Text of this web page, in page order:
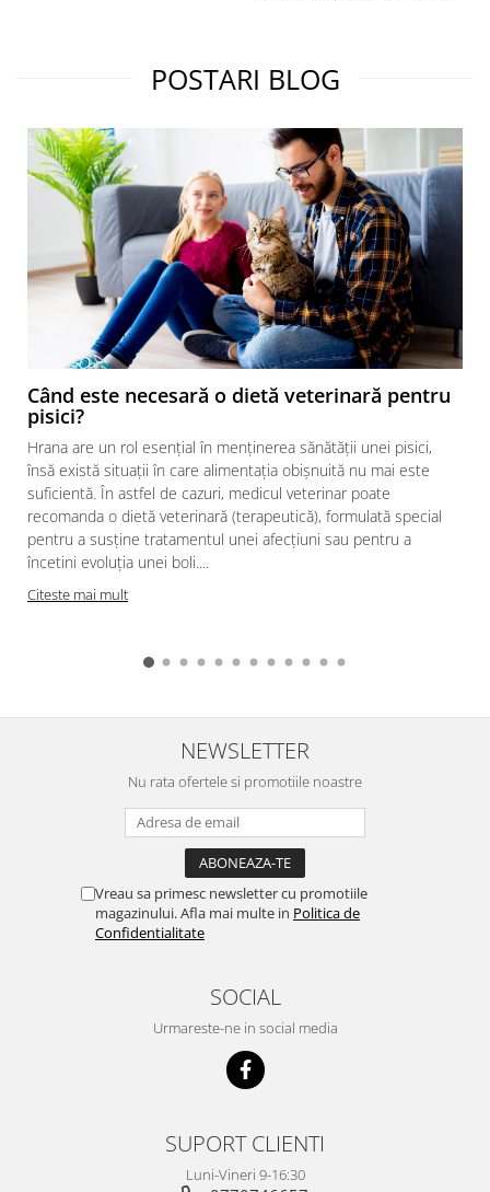
treia comanda recomand cu
mult drag !
POSTARI BLOG
Când este necesară o dietă veterinară pentru
pisici?
Hrana are un rol esențial în menținerea sănătății unei pisici,
însă există situații în care alimentația obișnuită nu mai este
suficientă. În astfel de cazuri, medicul veterinar poate
recomanda o dietă veterinară (terapeutică), formulată special
pentru a susține tratamentul unei afecțiuni sau pentru a
încetini evoluția unei boli....
Citeste mai mult
NEWSLETTER
Nu rata ofertele si promotiile noastre
Vreau sa primesc newsletter cu promotiile
magazinului. Afla mai multe in Politica de
Confidentialitate
SOCIAL
Urmareste-ne in social media
SUPORT CLIENTI
Luni-Vineri 9-16:30